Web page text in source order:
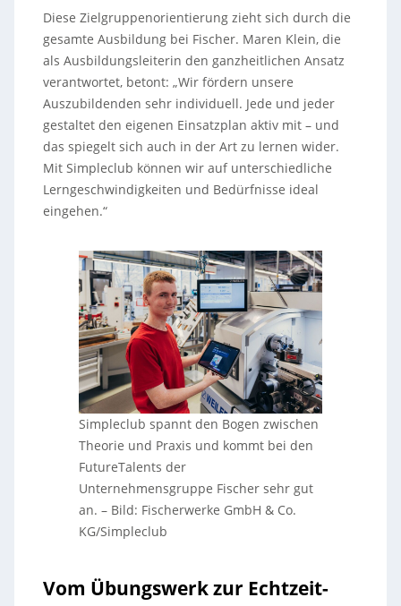
Diese Zielgruppenorientierung zieht sich durch die
gesamte Ausbildung bei Fischer. Maren Klein, die
als Ausbildungsleiterin den ganzheitlichen Ansatz
verantwortet, betont: „Wir fördern unsere
Auszubildenden sehr individuell. Jede und jeder
gestaltet den eigenen Einsatzplan aktiv mit – und
das spiegelt sich auch in der Art zu lernen wider.
Mit Simpleclub können wir auf unterschiedliche
Lerngeschwindigkeiten und Bedürfnisse ideal
eingehen.“
Simpleclub spannt den Bogen zwischen
Theorie und Praxis und kommt bei den
FutureTalents der
Unternehmensgruppe Fischer sehr gut
an. – Bild: Fischerwerke GmbH & Co.
KG/Simpleclub
Vom Übungswerk zur Echtzeit-